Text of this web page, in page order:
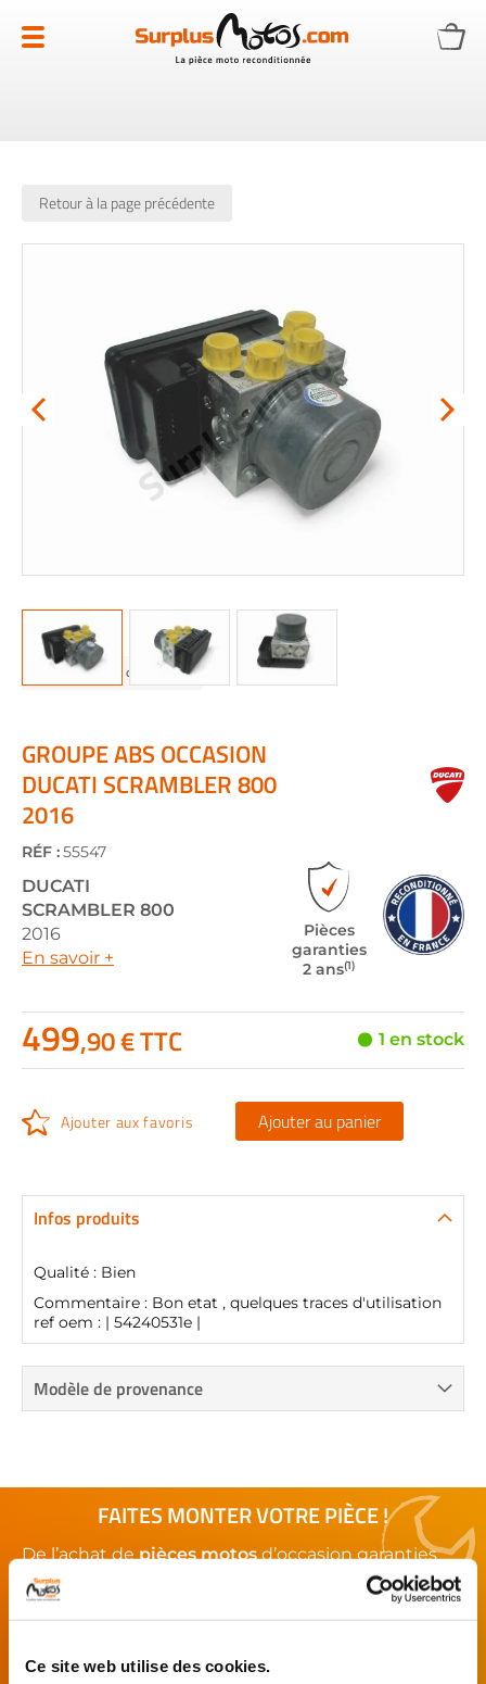
Ce site web utilise des cookies.
au
contenu
Retour à la page précédente
gallery
the
beginning
of
the
images
gallery
GROUPE ABS OCCASION
DUCATI SCRAMBLER 800
2016
RÉF :55547
DUCATI
SCRAMBLER 800
2016
En savoir +
Pièces
garanties
2 ans(1)
499,90 € TTC 1 en stock
Ajouter aux favoris Ajouter au panier
Infos produits
Qualité : Bien
Commentaire : Bon etat , quelques traces d'utilisation
ref oem : | 54240531e |
Modèle de provenance
FAITES MONTER VOTRE PIÈCE !
De l’achat depièces motosd’occasion garanties
jusqu'à la révision complète de votre
moto,
retrouvez notre réseau de réparateurs et de